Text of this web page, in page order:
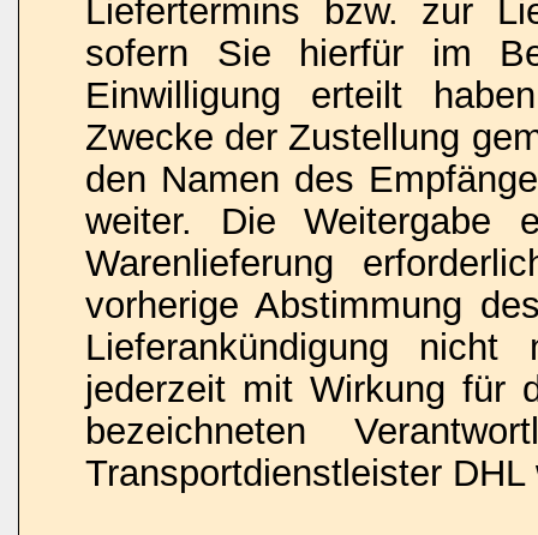
Liefertermins bzw. zur
sofern Sie hierfür im
Einwilligung erteilt
Zwecke der Zustellung
den Namen des
weiter. Die Weitergabe
Warenlieferung
vorherige Abstimmung
Lieferankündigung
jederzeit mit Wirkung für
bezeichneten
Transportdienstleister